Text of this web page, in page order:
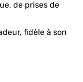
de prises de
fidèle à son